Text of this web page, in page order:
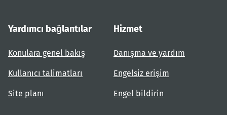
Yardımcı bağlantılar
Konulara genel bakış
Kullanıcı talimatları
Site planı
Hizmet
Danışma ve yardım
Engelsiz erişim
Engel bildirin